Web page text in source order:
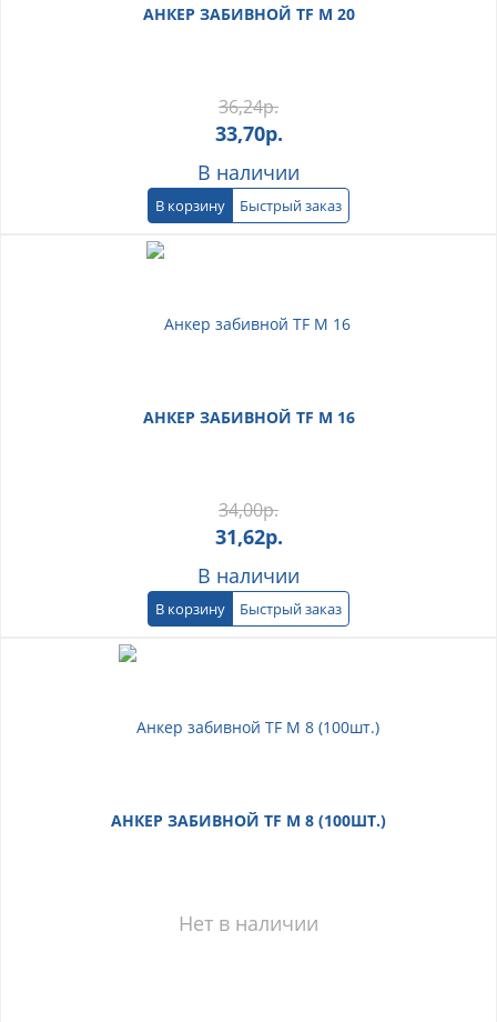
АНКЕР ЗАБИВНОЙ TF М 20
36,24р.
33,70р.
В наличии
В корзину Быстрый заказ
АНКЕР ЗАБИВНОЙ TF М 16
34,00р.
31,62р.
В наличии
В корзину Быстрый заказ
АНКЕР ЗАБИВНОЙ TF М 8 (100ШТ.)
Нет в наличии